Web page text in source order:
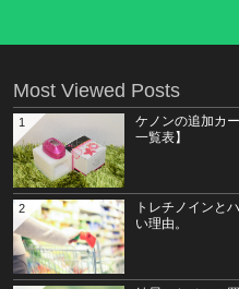
Most Viewed Posts
ケノンの追加カ
一覧表】
1
トレチノインと
い理由。
2